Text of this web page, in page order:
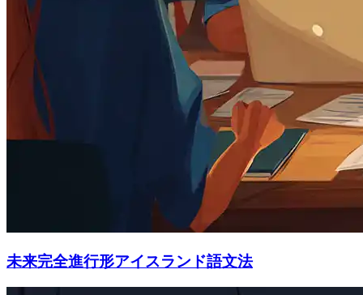
未来完全進行形アイスランド語文法